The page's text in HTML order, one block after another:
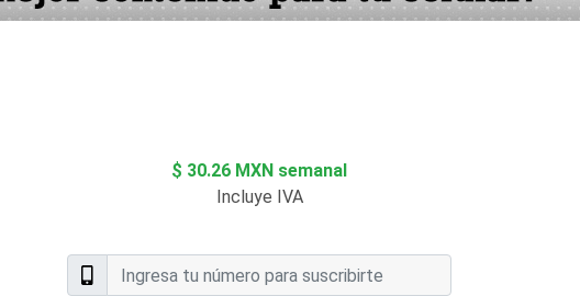
$ 30.26 MXN semanal
Incluye IVA